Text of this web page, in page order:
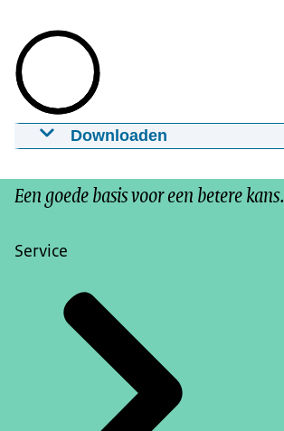
Downloaden
11-10-202400:00:36mp448,0 MB
Een goede basis voor een betere kans.
Service